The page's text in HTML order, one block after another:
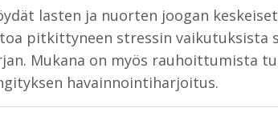
lasten ja nuorten joogan keskeiset
pitkittyneen stressin vaikutuksista
Mukana on myös rauhoittumista
havainnointiharjoitus.